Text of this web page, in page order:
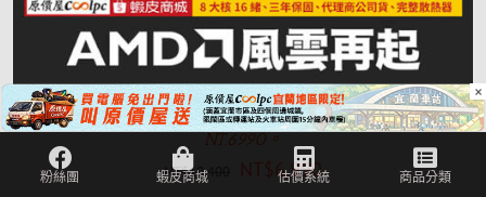
AMD 風雲再起，我怎能不愛！Ryzen 7 7700 MPK 只要
NT.6990。
NT$10,400 6,990
×